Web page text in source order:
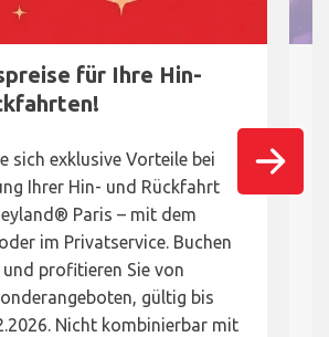
für Ihre Hin-
sich exklusive Vorteile bei
Ihrer Hin- und Rückfahrt
Paris – mit dem
im Privatservice. Buchen
und profitieren Sie von
gültig bis
Nicht kombinierbar mit